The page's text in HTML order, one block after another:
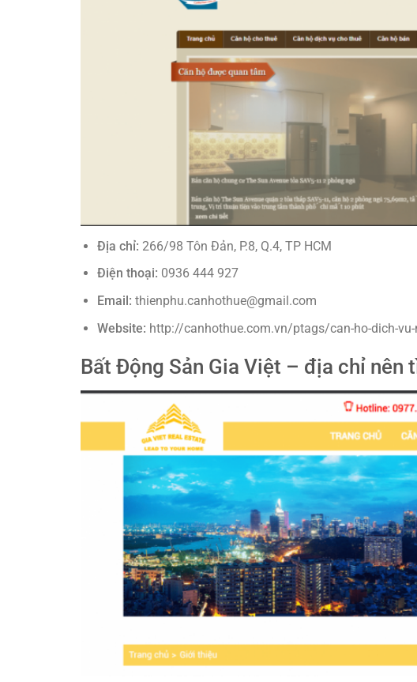
Địa chỉ: 266/98 Tôn Đản, P.8, Q.4, TP HCM
Điện thoại: 0936 444 927
Email: thienphu.canhothue@gmail.com
Website: http://canhothue.com.vn/ptags/can-ho-dich-
Bất Động Sản Gia Việt – địa chỉ nên